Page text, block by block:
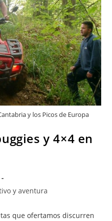
y los Picos de Europa
y 4×4 en
y aventura
que ofertamos discurren